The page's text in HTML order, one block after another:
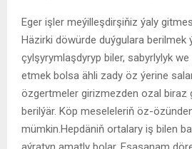
Eger işler meýilleşdirşiňiz ýaly
Häzirki döwürde duýgulara berilmek
çylşyrymlaşdyryp biler, sabyrlylyk
etmek bolsa ähli zady öz ýerine
özgertmeler girizmezden ozal biraz
berilýär. Köp meseleleriň öz-
mümkin.Hepdäniň ortalary iş bilen